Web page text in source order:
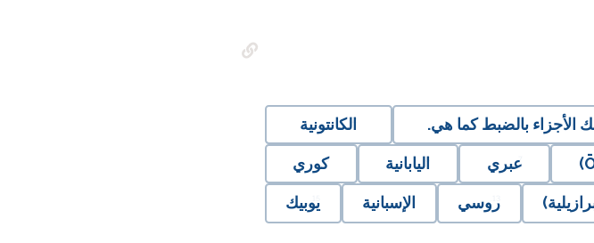
بالضبط كما هي. الكانتونية
عبري اليابانية كوري
روسي الإسبانية يوبيك